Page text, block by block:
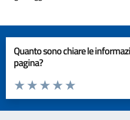
Quanto sono chiare le
pagina?
Valuta da 1 a 5 stelle la pagina
Valuta 5 stelle su 5
Valuta 4 stelle su 5
Valuta 3 stelle su 5
Valuta 2 stelle su 5
Valuta 1 stelle su 5